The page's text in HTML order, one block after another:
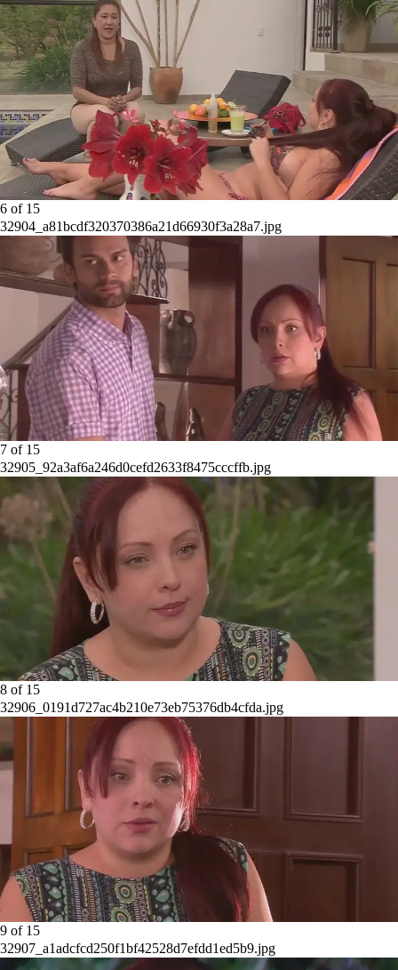
6 of 15
32904_a81bcdf320370386a21d66930f3a28a7.jpg
7 of 15
32905_92a3af6a246d0cefd2633f8475cccffb.jpg
8 of 15
32906_0191d727ac4b210e73eb75376db4cfda.jpg
9 of 15
32907_a1adcfcd250f1bf42528d7efdd1ed5b9.jpg